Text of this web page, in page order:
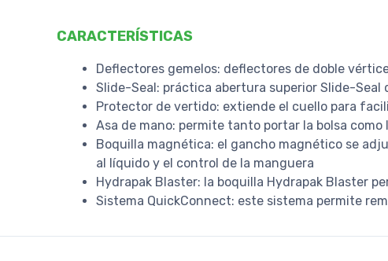
CARACTERÍSTICAS
Deflectores gemelos: deflectores de doble
Slide-Seal: práctica abertura superior Slide-Seal
Protector de vertido: extiende el cuello para
Asa de mano: permite tanto portar la bolsa como
Boquilla magnética: el gancho magnético se
al líquido y el control de la manguera
Hydrapak Blaster: la boquilla Hydrapak Blaster
Sistema QuickConnect: este sistema permite